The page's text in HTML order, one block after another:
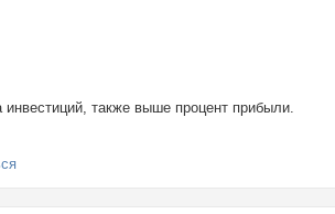
также выше процент прибыли.